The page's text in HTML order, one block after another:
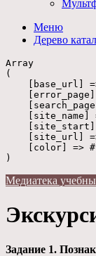
Меню
Дерево
Array
(
[base_url]
[site_name]
[site_url]
[color] =>
Медиатека
Задание 1.